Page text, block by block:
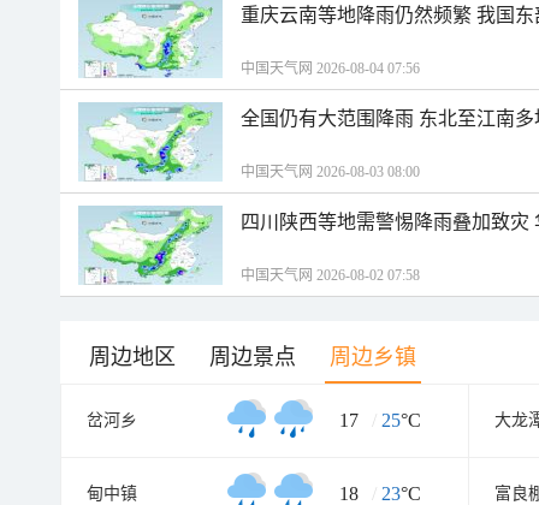
重庆云南等地降雨仍然频繁 我国
中国天气网 2026-08-04 07:56
全国仍有大范围降雨 东北至江南
中国天气网 2026-08-03 08:00
四川陕西等地需警惕降雨叠加致
中国天气网 2026-08-02 07:58
周边地区 周边景点 周边乡镇
岔河乡 17 / 25°C 大龙
甸中镇 18 / 23°C 富良